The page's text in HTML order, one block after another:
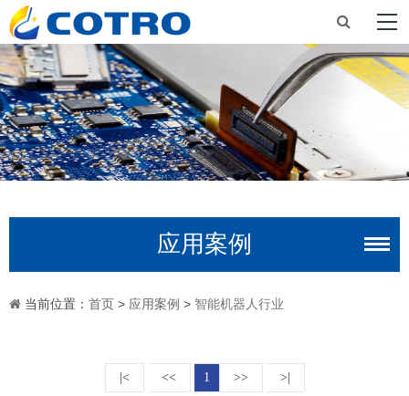
应用案例
当前位置： 首页 > 应用案例 > 智能机器人行业
|< << 1 >> >|